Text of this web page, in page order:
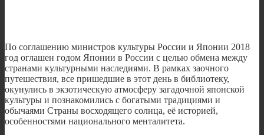
По соглашению министров культуры России и Японии 2018
год оглашен годом Японии в России с целью обмена между
странами культурными наследиями. В рамках заочного
путешествия, все пришедшие в этот день в библиотеку,
окунулись в экзотическую атмосферу загадочной японской
культуры и познакомились с богатыми традициями и
обычаями Страны восходящего солнца, её историей,
особенностями национального менталитета.